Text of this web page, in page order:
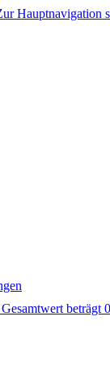
Hauptnavigation
beträgt